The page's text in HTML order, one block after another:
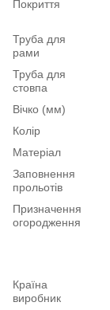
Покриття
Труба для
рами
Труба для
стовпа
Вічко (мм)
Колір
Матеріал
Заповнення
прольотів
Призначення
огородження
Країна
виробник